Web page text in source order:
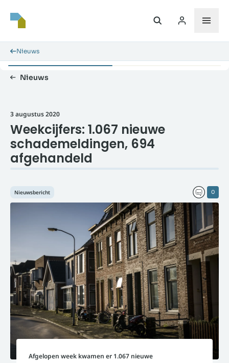
Nieuws
Nieuws
3 augustus 2020
Weekcijfers: 1.067 nieuwe
schademeldingen, 694
afgehandeld
0
Nieuwsbericht
Afgelopen week kwamen er 1.067 nieuwe